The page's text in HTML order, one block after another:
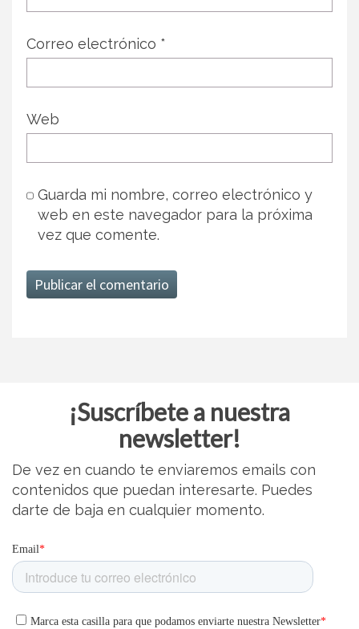
Correo electrónico *
Web
Guarda mi nombre, correo electrónico y
web en este navegador para la próxima
vez que comente.
¡Suscríbete a nuestra
newsletter!
De vez en cuando te enviaremos emails con
contenidos que puedan interesarte. Puedes
darte de baja en cualquier momento.